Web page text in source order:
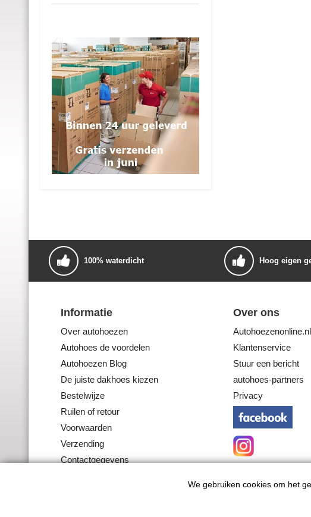
We gebruiken cookies om het
100% waterdicht Hoog eigen
Informatie
Over autohoezen
Autohoes de voordelen
Autohoezen Blog
De juiste dakhoes kiezen
Bestelwijze
Ruilen of retour
Voorwaarden
Verzending
Contactgegevens
Over ons
Autohoezenonline.nl
Klantenservice
Stuur een bericht
autohoes-partners
Privacy
©